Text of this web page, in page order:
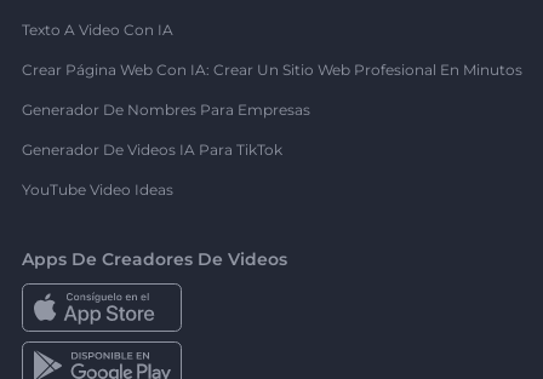
Texto A Video Con IA
Crear Página Web Con IA: Crear Un Sitio Web Profesional En Minutos
Generador De Nombres Para Empresas
Generador De Videos IA Para TikTok
YouTube Video Ideas
Apps De Creadores De Videos